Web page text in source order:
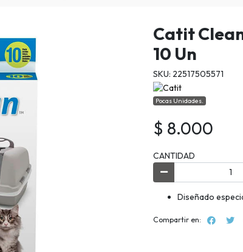
Catit
10 Un
SKU: 22517505571
Pocas Unidades.
$ 8.000
CANTIDAD
Diseñado
Compartir en: